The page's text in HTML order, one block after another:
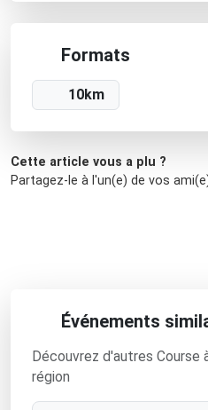
Formats
10km
Cette article vous a plu ?
Partagez-le à l'un(e) de vos
Événements
Découvrez d'autres Course
région